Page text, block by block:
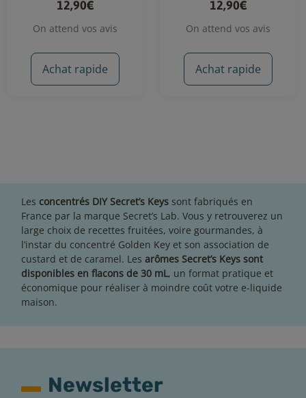
12,90€
On attend vos avis
Achat rapide
12,90€
On attend vos avis
Achat rapide
Les concentrés DIY Secret’s Keys sont fabriqués en
France par la marque Secret’s Lab. Vous y retrouverez un
large choix de recettes fruitées, voire gourmandes, à
l’instar du concentré Golden Key et son association de
custard et de caramel. Les arômes Secret’s Keys sont
disponibles en flacons de 30 mL, un format pratique et
économique pour réaliser à moindre coût votre e-liquide
maison.
Newsletter